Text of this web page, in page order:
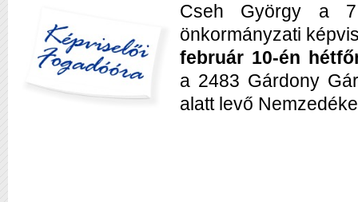
Cseh György a
önkormányzati
február 10-én
a 2483 Gárdony
alatt levő